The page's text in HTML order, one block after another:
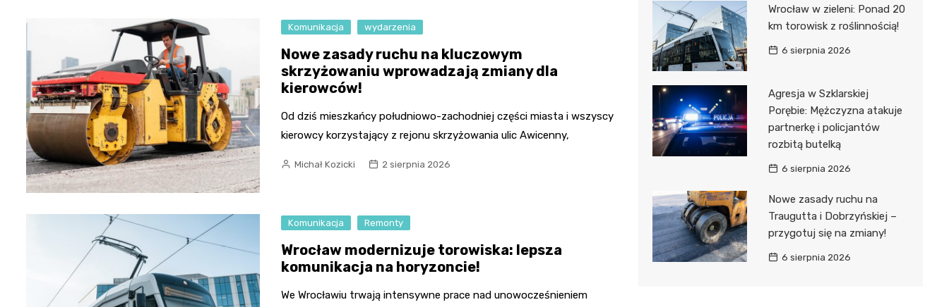
Komunikacja wydarzenia
Nowe zasady ruchu na kluczowym
skrzyżowaniu wprowadzają zmiany dla
kierowców!
Od dziś mieszkańcy południowo-zachodniej części miasta i wszyscy
kierowcy korzystający z rejonu skrzyżowania ulic Awicenny,
Michał Kozicki 2 sierpnia 2026
Komunikacja Remonty
Wrocław modernizuje torowiska: lepsza
komunikacja na horyzoncie!
We Wrocławiu trwają intensywne prace nad unowocześnieniem
Wrocław w zieleni: Ponad 20
km torowisk z roślinnością!
6 sierpnia 2026
Agresja w Szklarskiej
Porębie: Mężczyzna atakuje
partnerkę i policjantów
rozbitą butelką
6 sierpnia 2026
Nowe zasady ruchu na
Traugutta i Dobrzyńskiej –
przygotuj się na zmiany!
6 sierpnia 2026